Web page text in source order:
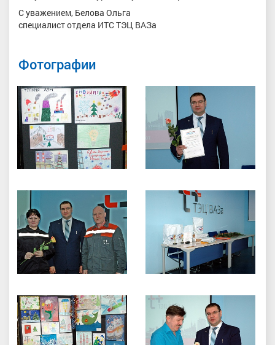
С уважением, Белова Ольга
специалист отдела ИТС ТЭЦ ВАЗа
Фотографии